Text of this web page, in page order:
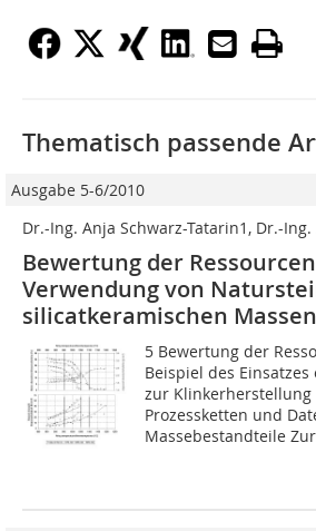
Thematisch passende
Ausgabe 5-6/2010
Dr.-Ing. Anja Schwarz-Tatarin1, Dr.-
Bewertung der
Verwendung von
silicatkeramischen
5 Bewertung der
Beispiel des
zur Klinkerherstellung
Prozessketten und
Massebestandteile